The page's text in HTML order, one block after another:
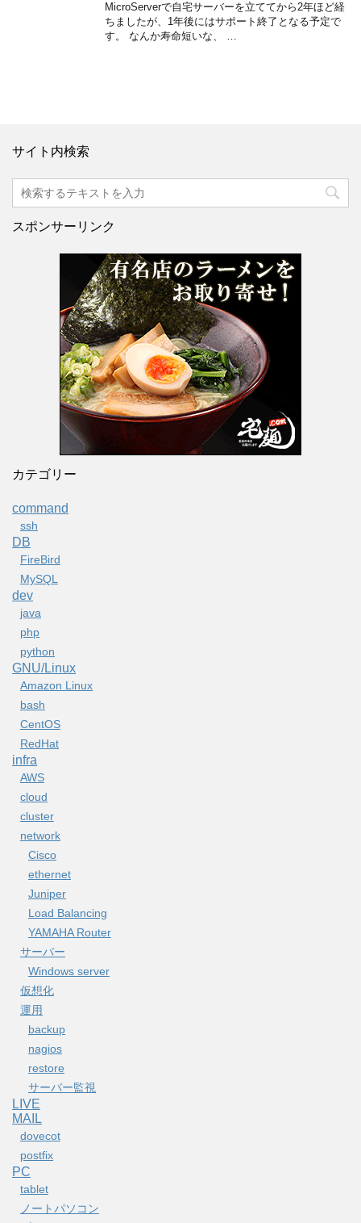
MicroServerで自宅サーバーを立ててから2年ほど経
ちましたが、1年後にはサポート終了となる予定で
す。 なんか寿命短いな、 …
サイト内検索
スポンサーリンク
カテゴリー
command
ssh
DB
FireBird
MySQL
dev
java
php
python
GNU/Linux
Amazon Linux
bash
CentOS
RedHat
infra
AWS
cloud
cluster
network
Cisco
ethernet
Juniper
Load Balancing
YAMAHA Router
サーバー
Windows server
仮想化
運用
backup
nagios
restore
サーバー監視
LIVE
MAIL
dovecot
postfix
PC
tablet
ノートパソコン